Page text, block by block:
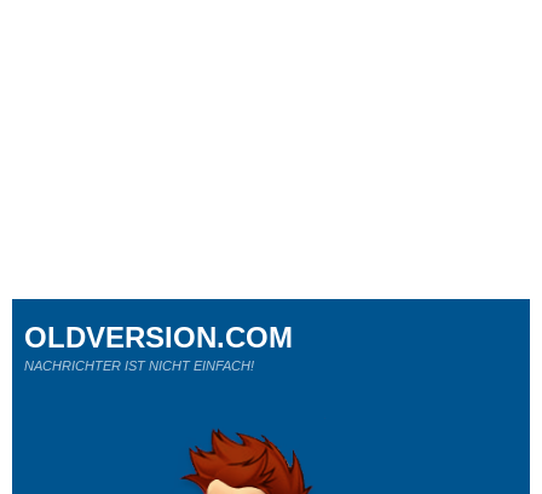
OLDVERSION.COM
NACHRICHTER IST NICHT EINFACH!